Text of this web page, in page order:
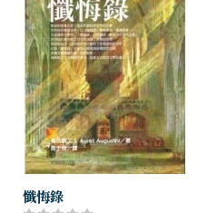
懺悔錄